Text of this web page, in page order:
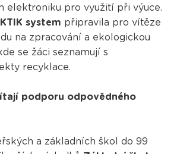
elektroniku pro využití při výuce.
system připravila pro vítěze
na zpracování a ekologickou
se žáci seznamují s
recyklace.
podporu odpovědného
a základních škol do 99